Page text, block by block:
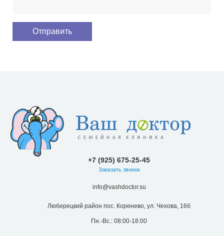
+7 (925) 675-25-45
Заказать звонок
info@vashdoctor.su
Люберецкий район пос. Коренево, ул. Чехова, 16б
Пн.-Вс.: 08:00-18:00